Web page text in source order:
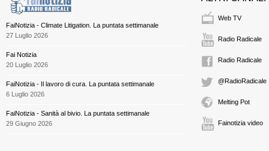
FaiNotizia - Climate Litigation. La puntata settimanale
27 Luglio 2026
Fai Notizia
20 Luglio 2026
FaiNotizia - Il lavoro di cura. La puntata settimanale
6 Luglio 2026
FaiNotizia - Sanità al bivio. La puntata settimanale
29 Giugno 2026
Web TV
Radio Radicale
Radio Radicale
@RadioRadicale
Melting Pot
Fainotizia video